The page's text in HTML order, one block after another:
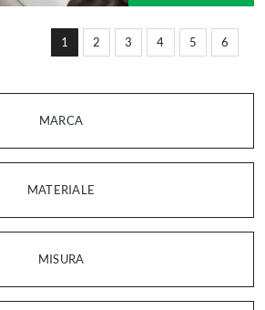
MARCA
MATERIALE
MISURA
1 2 3 4 5 6